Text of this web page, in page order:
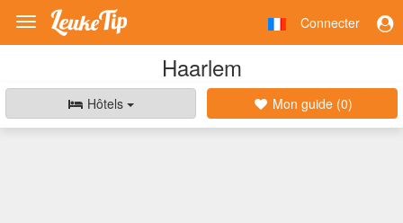
Toggle
navigation
Connecter
Haarlem
Hôtels Mon guide (0)